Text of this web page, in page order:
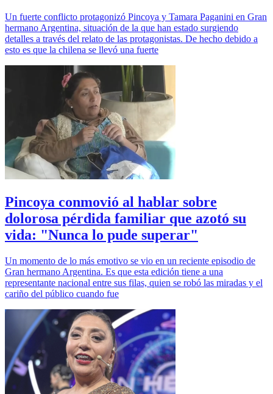
Un fuerte conflicto protagonizó Pincoya y Tamara Paganini en Gran
hermano Argentina, situación de la que han estado surgiendo
detalles a través del relato de las protagonistas. De hecho debido a
esto es que la chilena se llevó una fuerte
Pincoya conmovió al hablar sobre
dolorosa pérdida familiar que azotó su
vida: "Nunca lo pude superar"
Un momento de lo más emotivo se vio en un reciente episodio de
Gran hermano Argentina. Es que esta edición tiene a una
representante nacional entre sus filas, quien se robó las miradas y el
cariño del público cuando fue